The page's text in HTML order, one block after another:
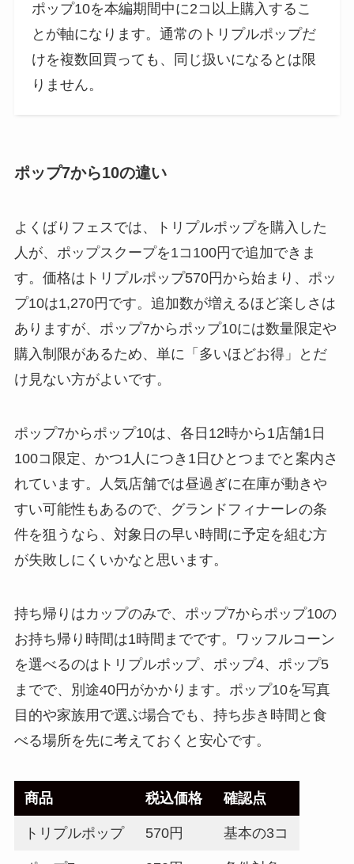
ポップ10を本編期間中に2コ以上購入するこ
とが軸になります。通常のトリプルポップだ
けを複数回買っても、同じ扱いになるとは限
りません。
ポップ7から10の違い
よくばりフェスでは、トリプルポップを購入した
人が、ポップスクープを1コ100円で追加できま
す。価格はトリプルポップ570円から始まり、ポッ
プ10は1,270円です。追加数が増えるほど楽しさは
ありますが、ポップ7からポップ10には数量限定や
購入制限があるため、単に「多いほどお得」とだ
け見ない方がよいです。
ポップ7からポップ10は、各日12時から1店舗1日
100コ限定、かつ1人につき1日ひとつまでと案内さ
れています。人気店舗では昼過ぎに在庫が動きや
すい可能性もあるので、グランドフィナーレの条
件を狙うなら、対象日の早い時間に予定を組む方
が失敗しにくいかなと思います。
持ち帰りはカップのみで、ポップ7からポップ10の
お持ち帰り時間は1時間までです。ワッフルコーン
を選べるのはトリプルポップ、ポップ4、ポップ5
までで、別途40円がかかります。ポップ10を写真
目的や家族用で選ぶ場合でも、持ち歩き時間と食
べる場所を先に考えておくと安心です。
商品 税込価格 確認点
トリプルポップ 570円 基本の3コ